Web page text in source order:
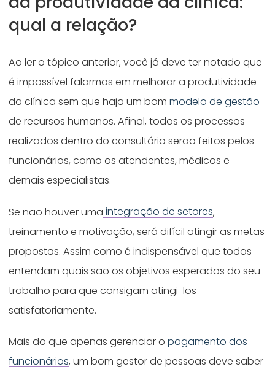
qual a relação?
Ao ler o tópico anterior, você já deve ter notado que
é impossível falarmos em melhorar a produtividade
da clínica sem que haja um bommodelo de gestão
de recursos humanos. Afinal, todos os processos
realizados dentro do consultório serão feitos pelos
funcionários, como os atendentes, médicos e
demais especialistas.
Se não houver uma integração de setores,
treinamento e motivação, será difícil atingir as metas
propostas. Assim como é indispensável que todos
entendam quais são os objetivos esperados do seu
trabalho para que consigam atingi-los
satisfatoriamente.
Mais do que apenas gerenciar opagamento dos
funcionários, um bom gestor de pessoas deve saber